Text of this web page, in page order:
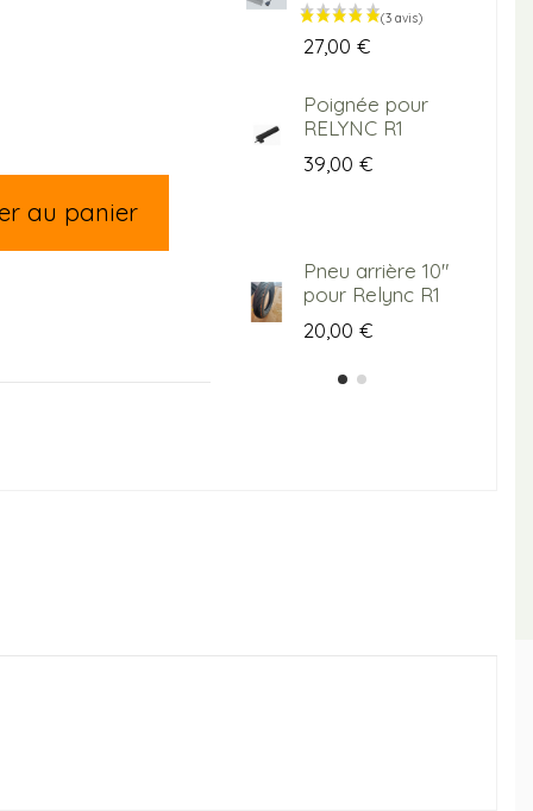
au panier
27,00 €
Poignée pour
RELYNC R1
39,00 €
Pneu arrière 10"
pour Relync R1
20,00 €